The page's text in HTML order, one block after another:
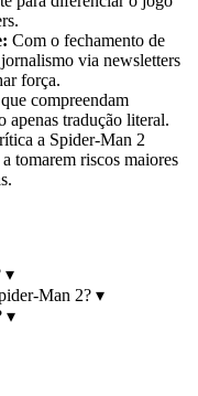
Com o fechamento de
via newsletters
força.
compreendam
apenas tradução literal.
a Spider-Man 2
a tomarem riscos maiores
▾
Man 2? ▾
▾